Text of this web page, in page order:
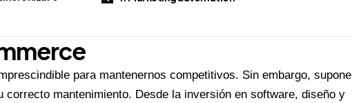
para mantenernos competitivos. Sin embargo, supone
correcto mantenimiento. Desde la inversión en software, diseño y